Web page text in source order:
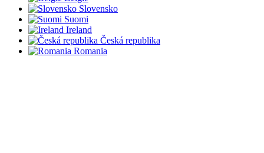
Slovensko
Suomi
Ireland
Česká republika
Romania